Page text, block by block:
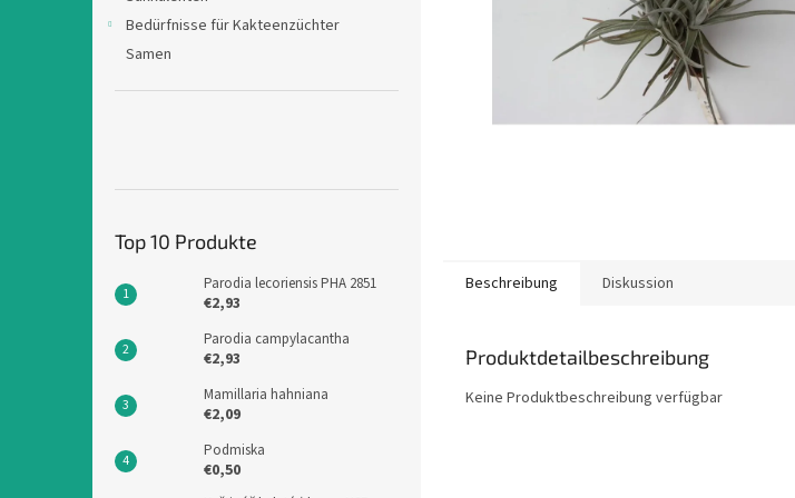
Bedürfnisse für Kakteenzüchter
Samen
Top 10 Produkte
Parodia lecoriensis PHA 2851
€2,93
Parodia campylacantha
€2,93
Mamillaria hahniana
€2,09
Podmiska
€0,50
Beschreibung Diskussion
Produktdetailbeschreibung
Keine Produktbeschreibung verfügbar